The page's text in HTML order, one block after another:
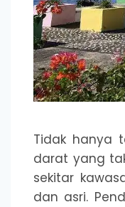
Tidak hanya
darat yang
sekitar
dan asri.